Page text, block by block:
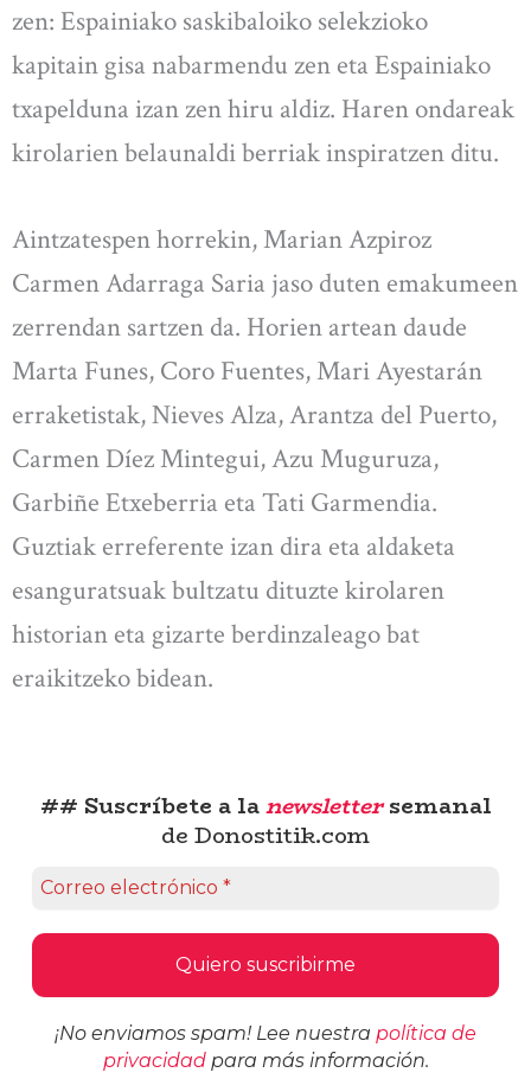
zen: Espainiako saskibaloiko selekzioko
kapitain gisa nabarmendu zen eta Espainiako
txapelduna izan zen hiru aldiz. Haren ondareak
kirolarien belaunaldi berriak inspiratzen ditu.
Aintzatespen horrekin, Marian Azpiroz
Carmen Adarraga Saria jaso duten emakumeen
zerrendan sartzen da. Horien artean daude
Marta Funes, Coro Fuentes, Mari Ayestarán
erraketistak, Nieves Alza, Arantza del Puerto,
Carmen Díez Mintegui, Azu Muguruza,
Garbiñe Etxeberria eta Tati Garmendia.
Guztiak erreferente izan dira eta aldaketa
esanguratsuak bultzatu dituzte kirolaren
historian eta gizarte berdinzaleago bat
eraikitzeko bidean.
## Suscríbete a lanewslettersemanal
de Donostitik.com
¡No enviamos spam! Lee nuestra política de
privacidadpara más información.